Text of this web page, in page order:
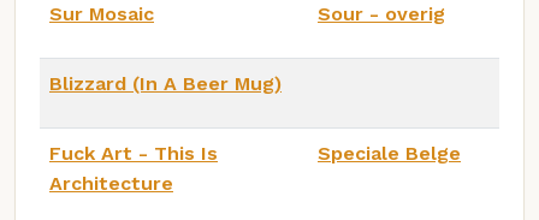
Sur Mosaic Sour - overig
Blizzard (In A Beer Mug)
Fuck Art - This Is
Architecture
Speciale Belge